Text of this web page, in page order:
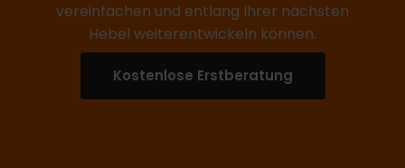
vereinfachen und entlang Ihrer nächsten
Hebel weiterentwickeln können.
Kostenlose Erstberatung